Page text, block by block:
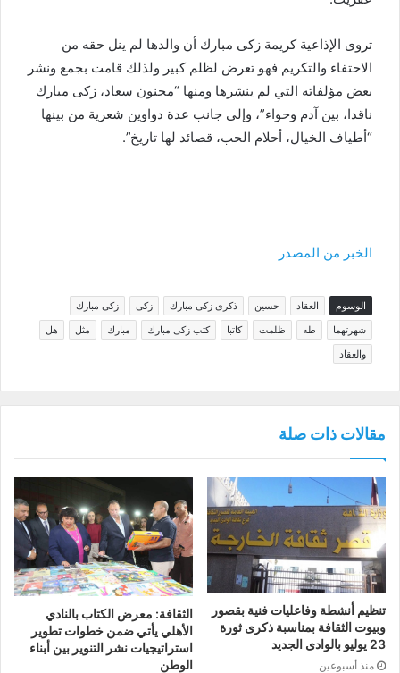
تروى الإذاعية كريمة زكى مبارك أن والدها لم ينل حقه من
الاحتفاء والتكريم فهو تعرض لظلم كبير ولذلك قامت بجمع ونشر
بعض مؤلفاته التي لم ينشرها ومنها “مجنون سعاد، زكى مبارك
ناقدا، بين آدم وحواء”، وإلى جانب عدة دواوين شعرية من بينها
“أطياف الخيال، أحلام الحب، قصائد لها تاريخ”.
الخبر من المصدر
الوسوم العقاد حسين ذكرى زكى مبارك زكى
زكى مبارك
شهرتهما
طه ظلمت كاتبا كتب زكى مبارك مبارك مثل
هل
والعقاد
مقالات ذات صلة
تنظيم أنشطة وفاعليات فنية بقصور
وبيوت الثقافة بمناسبة ذكرى ثورة
23 يوليو بالوادى الجديد
منذ أسبوعين
الثقافة: معرض الكتاب بالنادي
الأهلي يأتي ضمن خطوات تطوير
استراتيجيات نشر التنوير بين أبناء
الوطن